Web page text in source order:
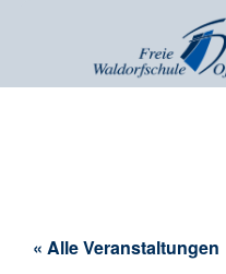
« Alle Veranstaltungen